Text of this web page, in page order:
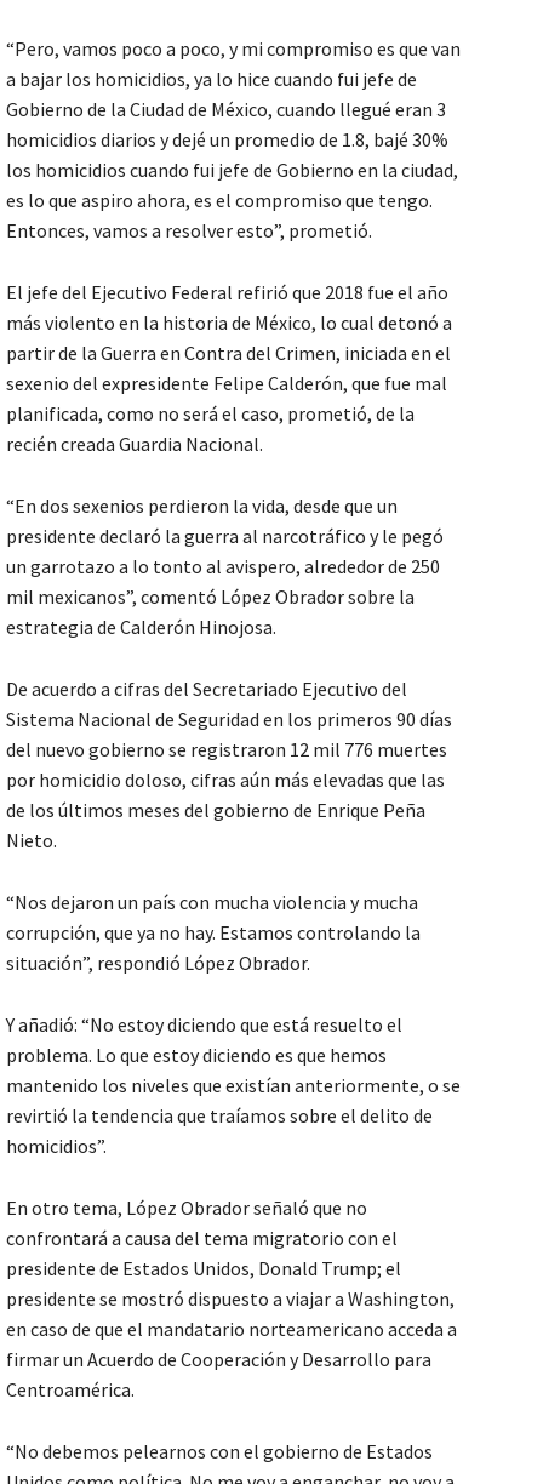
“Pero, vamos poco a poco, y mi compromiso es que van
a bajar los homicidios, ya lo hice cuando fui jefe de
Gobierno de la Ciudad de México, cuando llegué eran 3
homicidios diarios y dejé un promedio de 1.8, bajé 30%
los homicidios cuando fui jefe de Gobierno en la ciudad,
es lo que aspiro ahora, es el compromiso que tengo.
Entonces, vamos a resolver esto”, prometió.
El jefe del Ejecutivo Federal refirió que 2018 fue el año
más violento en la historia de México, lo cual detonó a
partir de la Guerra en Contra del Crimen, iniciada en el
sexenio del expresidente Felipe Calderón, que fue mal
planificada, como no será el caso, prometió, de la
recién creada Guardia Nacional.
“En dos sexenios perdieron la vida, desde que un
presidente declaró la guerra al narcotráfico y le pegó
un garrotazo a lo tonto al avispero, alrededor de 250
mil mexicanos”, comentó López Obrador sobre la
estrategia de Calderón Hinojosa.
De acuerdo a cifras del Secretariado Ejecutivo del
Sistema Nacional de Seguridad en los primeros 90 días
del nuevo gobierno se registraron 12 mil 776 muertes
por homicidio doloso, cifras aún más elevadas que las
de los últimos meses del gobierno de Enrique Peña
Nieto.
“Nos dejaron un país con mucha violencia y mucha
corrupción, que ya no hay. Estamos controlando la
situación”, respondió López Obrador.
Y añadió: “No estoy diciendo que está resuelto el
problema. Lo que estoy diciendo es que hemos
mantenido los niveles que existían anteriormente, o se
revirtió la tendencia que traíamos sobre el delito de
homicidios”.
En otro tema, López Obrador señaló que no
confrontará a causa del tema migratorio con el
presidente de Estados Unidos, Donald Trump; el
presidente se mostró dispuesto a viajar a Washington,
en caso de que el mandatario norteamericano acceda a
firmar un Acuerdo de Cooperación y Desarrollo para
Centroamérica.
“No debemos pelearnos con el gobierno de Estados